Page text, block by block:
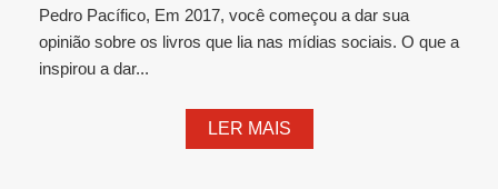
Pedro Pacífico, Em 2017, você começou a dar sua
opinião sobre os livros que lia nas mídias sociais. O que a
inspirou a dar...
LER MAIS